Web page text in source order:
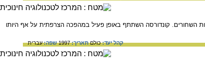
השחורים. קונדורסה השתתף באופן פעיל במהפכה הצרפתית על אף היותו
קהל יעד:כולםתאריך:1997 שפה:עברית